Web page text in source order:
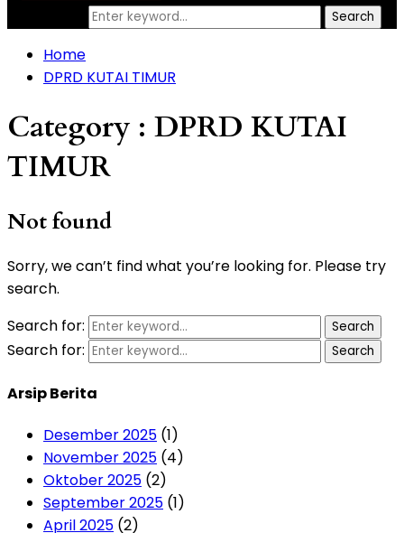
Search
Home
DPRD KUTAI TIMUR
Category : DPRD KUTAI
TIMUR
Not found
Sorry, we can’t find what you’re looking for. Please try
search.
Search for:
Search
Search for: Search
Arsip Berita
Desember 2025 (1)
November 2025 (4)
Oktober 2025 (2)
September 2025 (1)
April 2025 (2)